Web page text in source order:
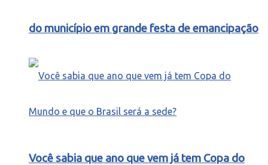
do município em grande festa de emancipação
Você sabia que ano que vem já tem Copa do